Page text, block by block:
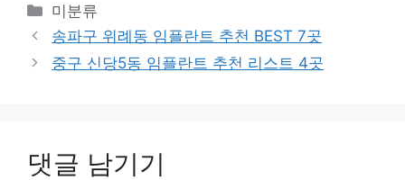
카
테
고
미분류
송파구 위례동 임플란트 추천 BEST 7곳
중구 신당5동 임플란트 추천 리스트 4곳
댓글 남기기